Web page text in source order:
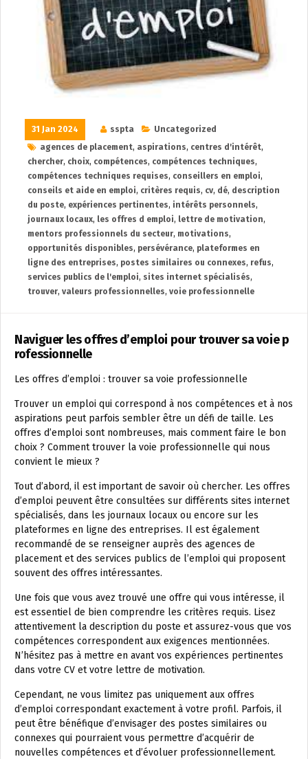
31 Jan 2024 sspta
Uncategorized
agences de placement, aspirations, centres d'intérêt,
chercher, choix, compétences, compétences techniques,
compétences techniques requises, conseillers en emploi,
conseils et aide en emploi, critères requis, cv, dé, description
du poste, expériences pertinentes, intérêts personnels,
journaux locaux, les offres d emploi, lettre de motivation,
mentors professionnels du secteur, motivations,
opportunités disponibles, persévérance, plateformes en
ligne des entreprises, postes similaires ou connexes, refus,
services publics de l'emploi, sites internet spécialisés,
trouver, valeurs professionnelles, voie professionnelle
Naviguer les offres d’emploi pour trouver sa voie p
rofessionnelle
Les offres d’emploi : trouver sa voie professionnelle
Trouver un emploi qui correspond à nos compétences et à nos
aspirations peut parfois sembler être un défi de taille. Les
offres d’emploi sont nombreuses, mais comment faire le bon
choix ? Comment trouver la voie professionnelle qui nous
convient le mieux ?
Tout d’abord, il est important de savoir où chercher. Les offres
d’emploi peuvent être consultées sur différents sites internet
spécialisés, dans les journaux locaux ou encore sur les
plateformes en ligne des entreprises. Il est également
recommandé de se renseigner auprès des agences de
placement et des services publics de l’emploi qui proposent
souvent des offres intéressantes.
Une fois que vous avez trouvé une offre qui vous intéresse, il
est essentiel de bien comprendre les critères requis. Lisez
attentivement la description du poste et assurez-vous que vos
compétences correspondent aux exigences mentionnées.
N’hésitez pas à mettre en avant vos expériences pertinentes
dans votre CV et votre lettre de motivation.
Cependant, ne vous limitez pas uniquement aux offres
d’emploi correspondant exactement à votre profil. Parfois, il
peut être bénéfique d’envisager des postes similaires ou
connexes qui pourraient vous permettre d’acquérir de
nouvelles compétences et d’évoluer professionnellement.